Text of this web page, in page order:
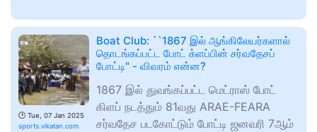
🕑 Tue, 07 Jan 2025
sports.vikatan.com
Boat Club: ``1867 இல் ஆங்கிலேயர்களால்
தொடங்கப்பட்ட போட் க்ளப்பின் சர்வதேசப்
போட்டி" - விவரம் என்ன?
1867 இல் துவங்கப்பட்ட மெட்ராஸ் போட்
கிளப் நடத்தும் 81வது ARAE-FEARA
சர்வதேச படகோட்டும் போட்டி ஜனவரி 7ஆம்